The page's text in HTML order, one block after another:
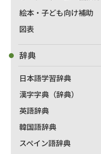
絵本・子ども向け補助
図表
辞典
日本語学習辞典
漢字字典（辞典）
英語辞典
韓国語辞典
スペイン語辞典